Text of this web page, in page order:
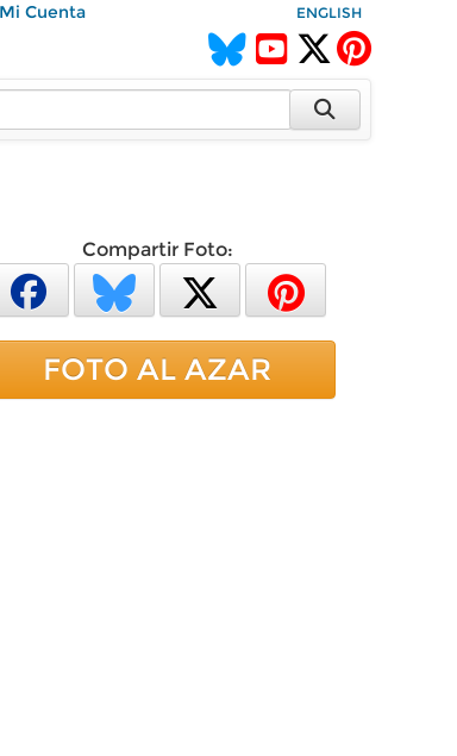
Mi Cuenta ENGLISH
Compartir Foto:
FOTO AL AZAR